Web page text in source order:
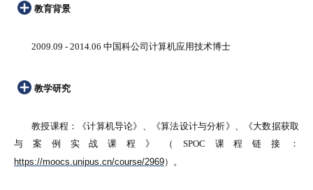
教育背景
2009.09 - 2014.06 中国科公司计算机应用技术博士
教学研究
教授课程：《计算机导论》、《算法设计与分析》、《大数据获取
与案例实战课程》（SPOC课程链接：
https://moocs.unipus.cn/course/2969）。